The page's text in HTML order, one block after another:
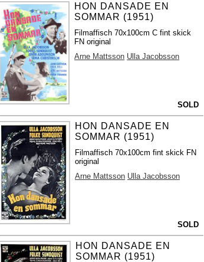
HON DANSADE EN
SOMMAR (1951)
Filmaffisch 70x100cm C fint skick
FN original
Arne Mattsson Ulla Jacobsson
SOLD
HON DANSADE EN
SOMMAR (1951)
Filmaffisch 70x100cm fint skick FN
original
Arne Mattsson Ulla Jacobsson
SOLD
HON DANSADE EN
SOMMAR (1951)